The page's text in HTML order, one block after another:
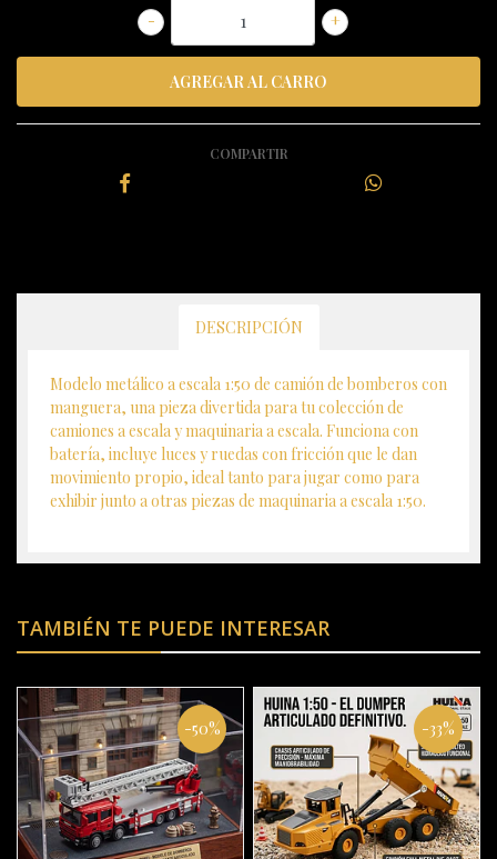
+
-
COMPARTIR
DESCRIPCIÓN
Modelo metálico a escala 1:50 de camión de bomberos con
manguera, una pieza divertida para tu colección de
camiones a escala y maquinaria a escala. Funciona con
batería, incluye luces y ruedas con fricción que le dan
movimiento propio, ideal tanto para jugar como para
exhibir junto a otras piezas de maquinaria a escala 1:50.
TAMBIÉN TE PUEDE INTERESAR
-50% -33%